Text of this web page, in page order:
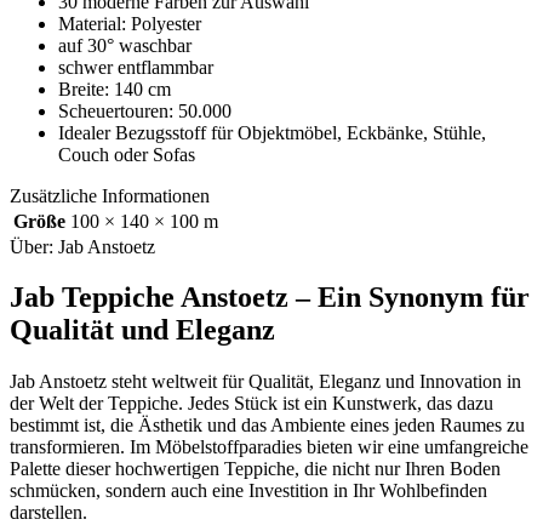
Material: Polyester
auf 30° waschbar
schwer entflammbar
Breite: 140 cm
Scheuertouren: 50.000
Idealer Bezugsstoff für Objektmöbel, Eckbänke, Stühle,
Couch oder Sofas
Zusätzliche Informationen
Größe 100 × 140 × 100 m
Über: Jab Anstoetz
Jab Teppiche Anstoetz – Ein Synonym für
Qualität und Eleganz
Jab Anstoetz steht weltweit für Qualität, Eleganz und Innovation in
der Welt der Teppiche. Jedes Stück ist ein Kunstwerk, das dazu
bestimmt ist, die Ästhetik und das Ambiente eines jeden Raumes zu
transformieren. Im Möbelstoffparadies bieten wir eine umfangreiche
Palette dieser hochwertigen Teppiche, die nicht nur Ihren Boden
schmücken, sondern auch eine Investition in Ihr Wohlbefinden
darstellen.